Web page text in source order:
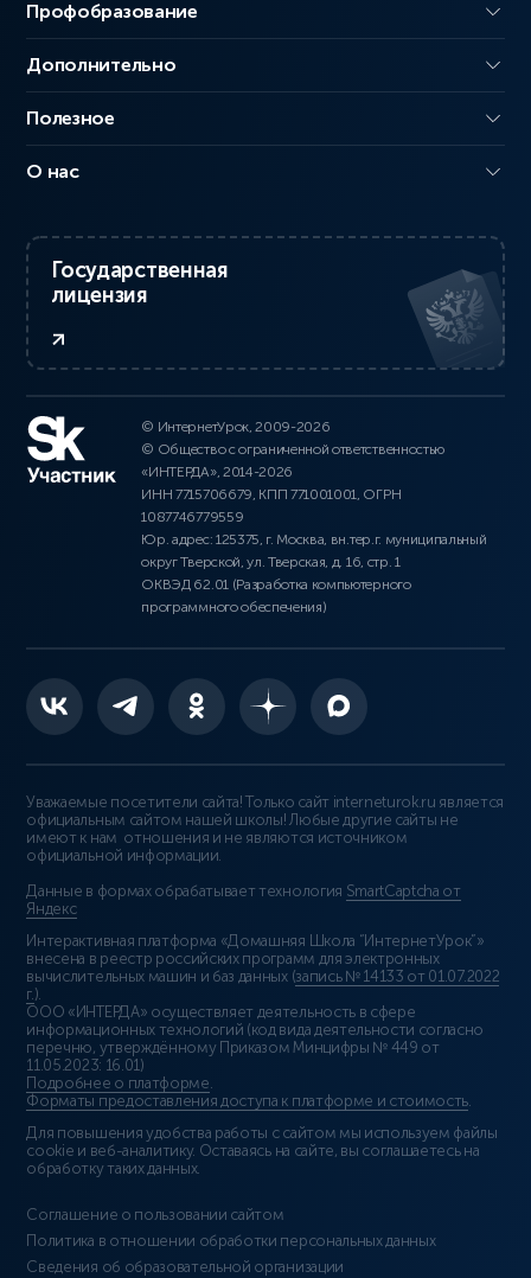
Профобразование
Дополнительно
Полезное
О нас
Государственная
лицензия
© ИнтернетУрок, 2009-2026
© Общество с ограниченной ответственностью
«ИНТЕРДА», 2014-2026
ИНН 7715706679, КПП 771001001, ОГРН
1087746779559
Юр. адрес: 125375, г. Москва, вн.тер.г. муниципальный
округ Тверской, ул. Тверская, д. 16, стр. 1
ОКВЭД 62.01 (Разработка компьютерного
программного обеспечения)
Уважаемые посетители сайта! Только сайт interneturok.ru является
официальным сайтом нашей школы! Любые другие сайты не
имеют к нам отношения и не являются источником
официальной информации.
Данные в формах обрабатывает технология SmartCaptcha от
Яндекс
Интерактивная платформа «Домашняя Школа “ИнтернетУрок”»
внесена в реестр российских программ для электронных
вычислительных машин и баз данных (запись № 14133 от 01.07.2022
г.).
ООО «ИНТЕРДА» осуществляет деятельность в сфере
информационных технологий (код вида деятельности согласно
перечню, утверждённому Приказом Минцифры № 449 от
11.05.2023: 16.01)
Подробнее о платформе.
Форматы предоставления доступа к платформе и стоимость.
Для повышения удобства работы с сайтом мы используем файлы
cookie и веб-аналитику. Оставаясь на сайте, вы соглашаетесь на
обработку таких данных.
Соглашение о пользовании сайтом
Политика в отношении обработки персональных данных
Сведения об образовательной организации